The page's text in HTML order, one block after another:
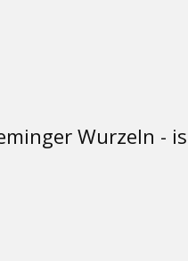
Wurzeln -